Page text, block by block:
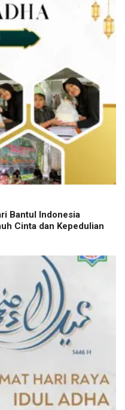
Bantul Indonesia
Cinta dan Kepedulian